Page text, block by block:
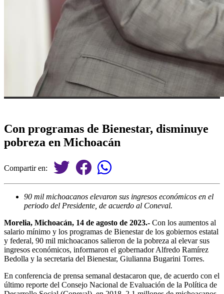
Con programas de Bienestar, disminuye
pobreza en Michoacán
Compartir en:
90 mil michoacanos elevaron sus ingresos económicos en el
periodo del Presidente, de acuerdo al Coneval.
Morelia, Michoacán, 14 de agosto de 2023.- Con los aumentos al
salario mínimo y los programas de Bienestar de los gobiernos estatal
y federal, 90 mil michoacanos salieron de la pobreza al elevar sus
ingresos económicos, informaron el gobernador Alfredo Ramírez
Bedolla y la secretaria del Bienestar, Giulianna Bugarini Torres.
En conferencia de prensa semanal destacaron que, de acuerdo con el
último reporte del Consejo Nacional de Evaluación de la Política de